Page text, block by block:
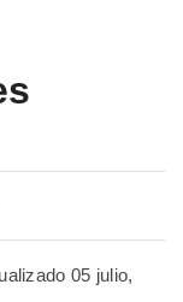
05 julio,